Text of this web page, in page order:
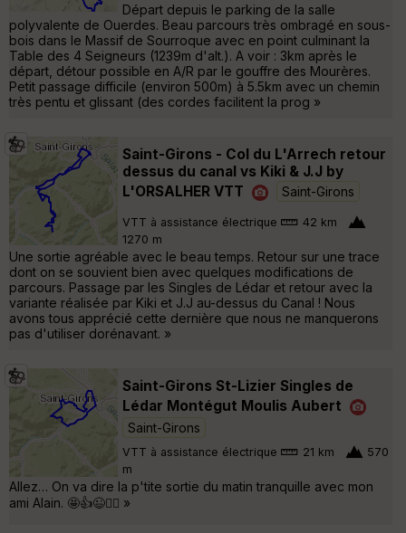
Départ depuis le parking de la salle
polyvalente de Ouerdes. Beau parcours très ombragé en sous-
bois dans le Massif de Sourroque avec en point culminant la
Table des 4 Seigneurs (1239m d'alt.). A voir : 3km après le
départ, détour possible en A/R par le gouffre des Mourères.
Petit passage difficile (environ 500m) à 5.5km avec un chemin
très pentu et glissant (des cordes facilitent la prog »
Saint-Girons - Col du L'Arrech retour
dessus du canal vs Kiki & J.J by
L'ORSALHER VTT
Saint-Girons
VTT à assistance électrique
42 km
1270 m
Une sortie agréable avec le beau temps. Retour sur une trace
dont on se souvient bien avec quelques modifications de
parcours. Passage par les Singles de Lédar et retour avec la
variante réalisée par Kiki et J.J au-dessus du Canal ! Nous
avons tous apprécié cette dernière que nous ne manquerons
pas d'utiliser dorénavant. »
Saint-Girons St-Lizier Singles de
Lédar Montégut Moulis Aubert
Saint-Girons
VTT à assistance électrique 21 km
570
m
Allez… On va dire la p'tite sortie du matin tranquille avec mon
ami Alain. 🤩👍😉🚵‍♂️ »